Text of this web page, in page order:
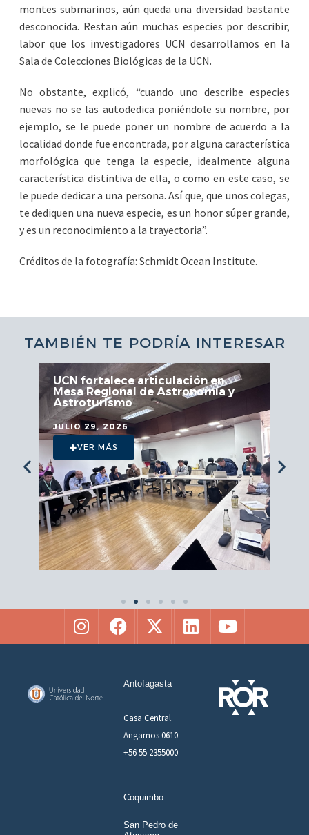
montes submarinos, aún queda una diversidad bastante
desconocida. Restan aún muchas especies por describir,
labor que los investigadores UCN desarrollamos en la
Sala de Colecciones Biológicas de la UCN.
No obstante, explicó, “cuando uno describe especies
nuevas no se las autodedica poniéndole su nombre, por
ejemplo, se le puede poner un nombre de acuerdo a la
localidad donde fue encontrada, por alguna característica
morfológica que tenga la especie, idealmente alguna
característica distintiva de ella, o como en este caso, se
le puede dedicar a una persona. Así que, que unos colegas,
te dediquen una nueva especie, es un honor súper grande,
y es un reconocimiento a la trayectoria”.
Créditos de la fotografía: Schmidt Ocean Institute.
TAMBIÉN TE PODRÍA INTERESAR
UCN fortalece articulación en
Mesa Regional de Astronomía y
Astroturismo
JULIO 29, 2026
VER MÁS
Antofagasta
Coquimbo
San Pedro de
Casa Central.
Angamos 0610
+56 55 2355000